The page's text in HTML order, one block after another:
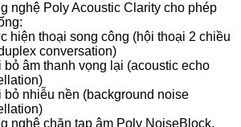
nghệ Poly Acoustic Clarity cho phép
hiện thoại song công (hội thoại 2 chiều
conversation)
bỏ âm thanh vọng lại (acoustic echo
bỏ nhiễu nền (background noise
nghệ chặn tạp âm Poly NoiseBlock.